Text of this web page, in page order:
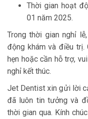
Thời gian hoạt
01 năm 2025.
Trong thời gian nghỉ
động khám và điều trị.
hẹn hoặc cần hỗ trợ,
nghỉ kết thúc.
Jet Dentist xin gửi lời
đã luôn tin tưởng và
thời gian qua. Kính